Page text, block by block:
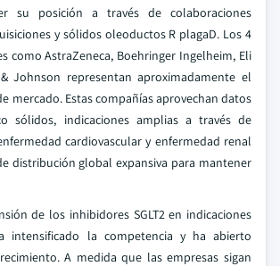
su posición a través de colaboraciones
y sólidos oleoductos R plagaD. Los 4
como AstraZeneca, Boehringer Ingelheim, Eli
Johnson representan aproximadamente el
mercado. Estas compañías aprovechan datos
sólidos, indicaciones amplias a través de
cardiovascular y enfermedad renal
distribución global expansiva para mantener
de los inhibidores SGLT2 en indicaciones
intensificado la competencia y ha abierto
A medida que las empresas sigan